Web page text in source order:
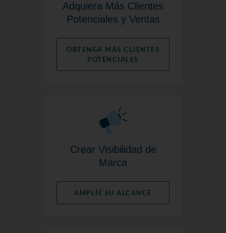
Adquiera Más Clientes
Potenciales y Ventas
OBTENGA MÁS CLIENTES
POTENCIALES
Crear Visibilidad de
Marca
AMPLÍE SU ALCANCE